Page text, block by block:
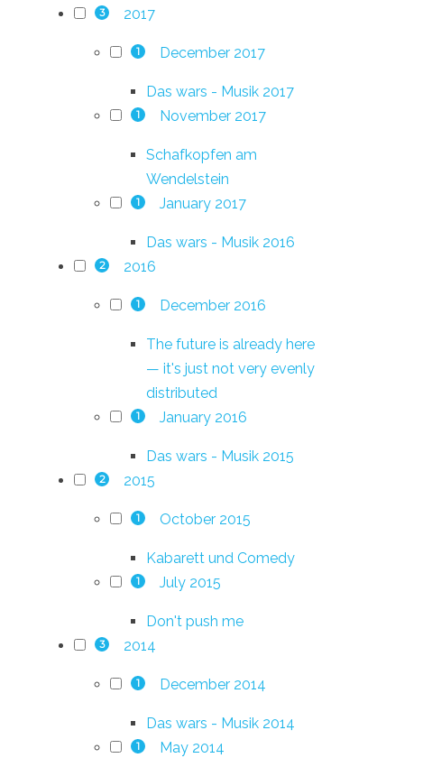
3 2017
1 December 2017
Das wars - Musik 2017
1 November 2017
Schafkopfen am
Wendelstein
1 January 2017
Das wars - Musik 2016
2 2016
1 December 2016
The future is already here
— it's just not very evenly
distributed
1 January 2016
Das wars - Musik 2015
2 2015
1 October 2015
Kabarett und Comedy
1 July 2015
Don't push me
3 2014
1 December 2014
Das wars - Musik 2014
1 May 2014